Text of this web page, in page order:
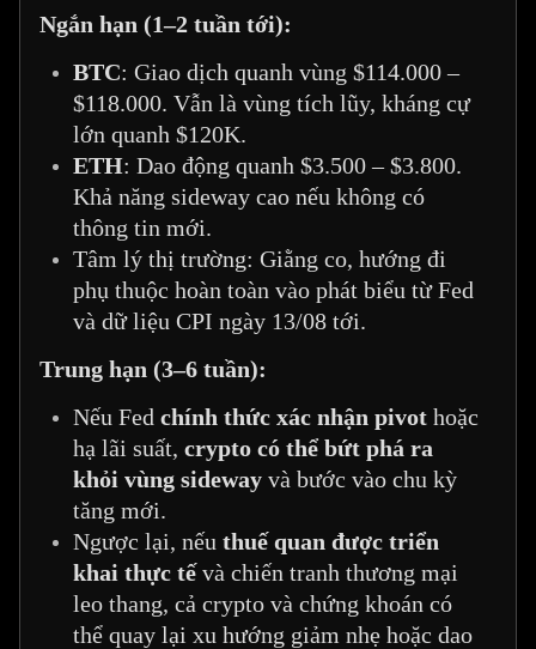
Ngắn hạn (1–2 tuần tới):
BTC: Giao dịch quanh vùng $114.000 –
$118.000. Vẫn là vùng tích lũy, kháng cự
lớn quanh $120K.
ETH: Dao động quanh $3.500 – $3.800.
Khả năng sideway cao nếu không có
thông tin mới.
Tâm lý thị trường: Giằng co, hướng đi
phụ thuộc hoàn toàn vào phát biểu từ Fed
và dữ liệu CPI ngày 13/08 tới.
Trung hạn (3–6 tuần):
Nếu Fed chính thức xác nhận pivot hoặc
hạ lãi suất, crypto có thể bứt phá ra
khỏi vùng sideway và bước vào chu kỳ
tăng mới.
Ngược lại, nếu thuế quan được triển
khai thực tếvà chiến tranh thương mại
leo thang, cả crypto và chứng khoán có
thể quay lại xu hướng giảm nhẹ hoặc dao